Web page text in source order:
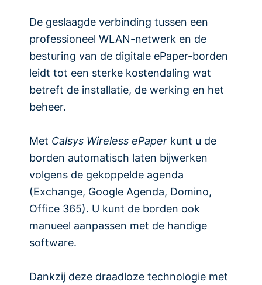
De geslaagde verbinding tussen een
professioneel WLAN-netwerk en de
besturing van de digitale ePaper-borden
leidt tot een sterke kostendaling wat
betreft de installatie, de werking en het
beheer.
Met Calsys Wireless ePaper kunt u de
borden automatisch laten bijwerken
volgens de gekoppelde agenda
(Exchange, Google Agenda, Domino,
Office 365). U kunt de borden ook
manueel aanpassen met de handige
software.
Dankzij deze draadloze technologie met